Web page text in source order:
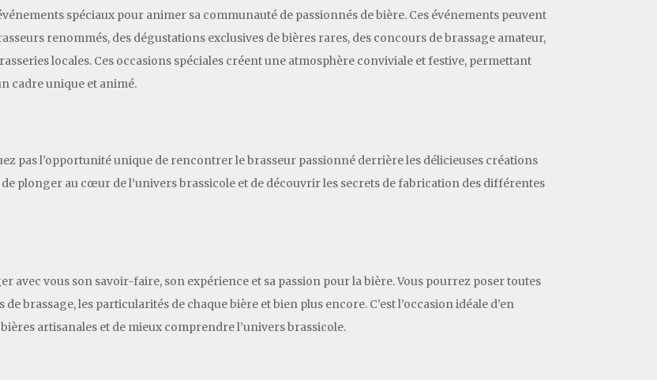
spéciaux pour animer sa communauté de passionnés de bière. Ces événements peuvent
renommés, des dégustations exclusives de bières rares, des concours de brassage amateur,
locales. Ces occasions spéciales créent une atmosphère conviviale et festive, permettant
cadre unique et animé.
pas l’opportunité unique de rencontrer le brasseur passionné derrière les délicieuses créations
plonger au cœur de l’univers brassicole et de découvrir les secrets de fabrication des différentes
avec vous son savoir-faire, son expérience et sa passion pour la bière. Vous pourrez poser toutes
brassage, les particularités de chaque bière et bien plus encore. C’est l’occasion idéale d’en
artisanales et de mieux comprendre l’univers brassicole.